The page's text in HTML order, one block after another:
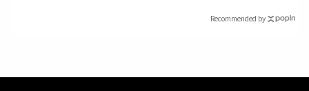
Recommended by